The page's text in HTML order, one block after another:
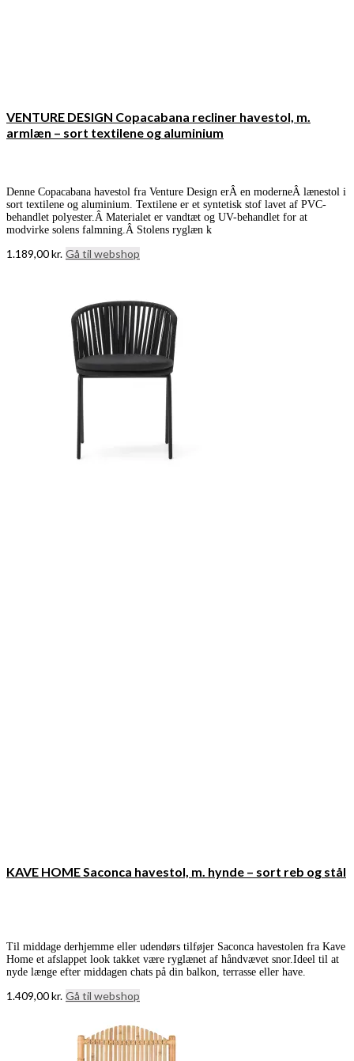
VENTURE DESIGN Copacabana recliner havestol, m.
armlæn – sort textilene og aluminium
Denne Copacabana havestol fra Venture Design erÂ en moderneÂ lænestol i
sort textilene og aluminium. Textilene er et syntetisk stof lavet af PVC-
behandlet polyester.Â Materialet er vandtæt og UV-behandlet for at
modvirke solens falmning.Â Stolens ryglæn k
1.189,00kr. Gå til webshop
KAVE HOME Saconca havestol, m. hynde – sort reb og stål
Til middage derhjemme eller udendørs tilføjer Saconca havestolen fra Kave
Home et afslappet look takket være ryglænet af håndvævet snor.Ideel til at
nyde længe efter middagen chats på din balkon, terrasse eller have.
1.409,00kr. Gå til webshop